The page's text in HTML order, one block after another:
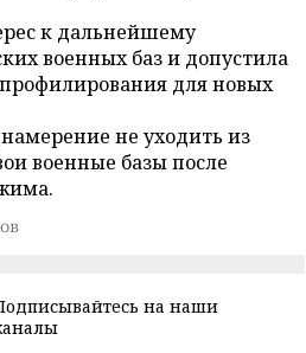
к дальнейшему
военных баз и допустила
для новых
намерение не уходить из
военные базы после
на наши